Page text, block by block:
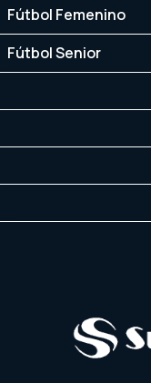
Fútbol Femenino
Fútbol Senior